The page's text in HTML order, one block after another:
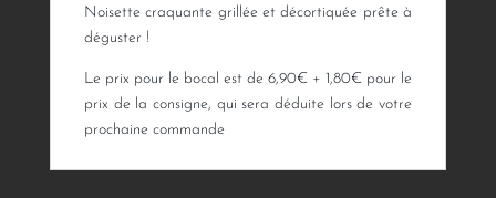
Noisette craquante grillée et décortiquée prête à
déguster !
Le prix pour le bocal est de 6,90€ + 1,80€ pour le
prix de la consigne, qui sera déduite lors de votre
prochaine commande